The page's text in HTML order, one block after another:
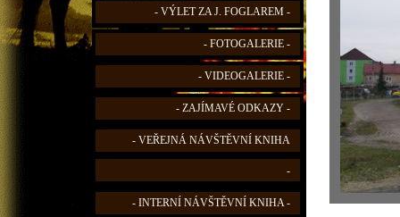
- VÝLET ZA J. FOGLAREM -
- FOTOGALERIE -
- VIDEOGALERIE -
- ZAJÍMAVÉ ODKAZY -
- VEŘEJNÁ NÁVŠTĚVNÍ KNIHA
-
- INTERNÍ NÁVŠTĚVNÍ KNIHA -